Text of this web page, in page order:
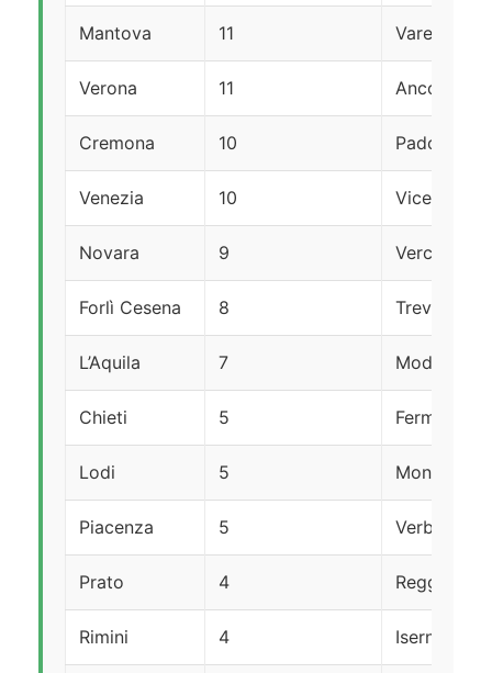
Mantova 11 Varese
Verona 11 Ancona
Cremona 10 Padova
Venezia 10 Vicenza
Novara 9 Vercelli
Forlì Cesena 8 Treviso
L’Aquila 7 Modena
Chieti 5 Fermo
Lodi 5 Monza
Piacenza 5 Verbania
Prato 4 Reggio
Rimini 4 Isernia